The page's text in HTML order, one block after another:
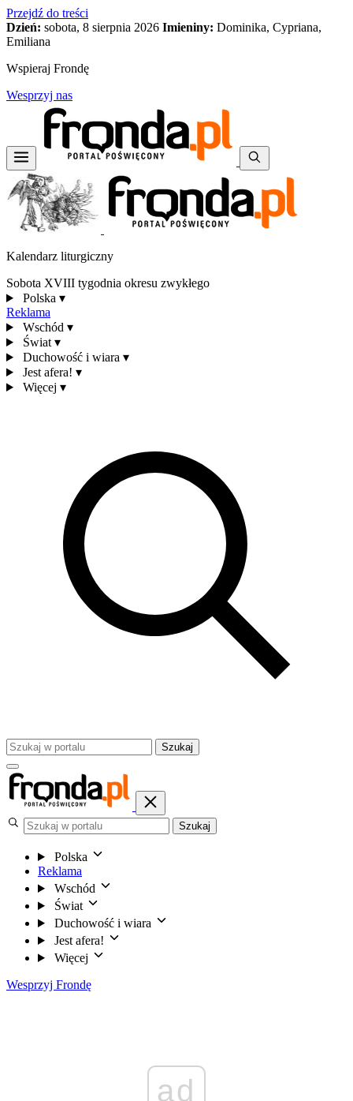
Przejdź do treści
Dzień: sobota, 8 sierpnia 2026 Imieniny: Dominika, Cypriana,
Emiliana
Wspieraj Frondę
Wesprzyj nas
Kalendarz liturgiczny
Sobota XVIII tygodnia okresu zwykłego
Polska ▾
Reklama
Wschód ▾
Świat ▾
Duchowość i wiara ▾
Jest afera! ▾
Więcej ▾
Szukaj
Szukaj
Polska
Reklama
Wschód
Świat
Duchowość i wiara
Jest afera!
Więcej
Wesprzyj Frondę
ad